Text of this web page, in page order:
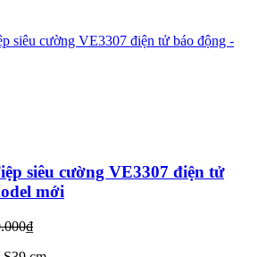
siêu cường VE3307 điện tử
mới